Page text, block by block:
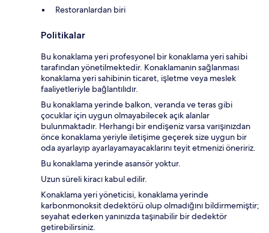
Restoranlardan biri
Politikalar
Bu konaklama yeri profesyonel bir konaklama yeri sahibi
tarafından yönetilmektedir. Konaklamanın sağlanması
konaklama yeri sahibinin ticaret, işletme veya meslek
faaliyetleriyle bağlantılıdır.
Bu konaklama yerinde balkon, veranda ve teras gibi
çocuklar için uygun olmayabilecek açık alanlar
bulunmaktadır. Herhangi bir endişeniz varsa varışınızdan
önce konaklama yeriyle iletişime geçerek size uygun bir
oda ayarlayıp ayarlayamayacaklarını teyit etmenizi öneririz.
Bu konaklama yerinde asansör yoktur.
Uzun süreli kiracı kabul edilir.
Konaklama yeri yöneticisi, konaklama yerinde
karbonmonoksit dedektörü olup olmadığını bildirmemiştir;
seyahat ederken yanınızda taşınabilir bir dedektör
getirebilirsiniz.